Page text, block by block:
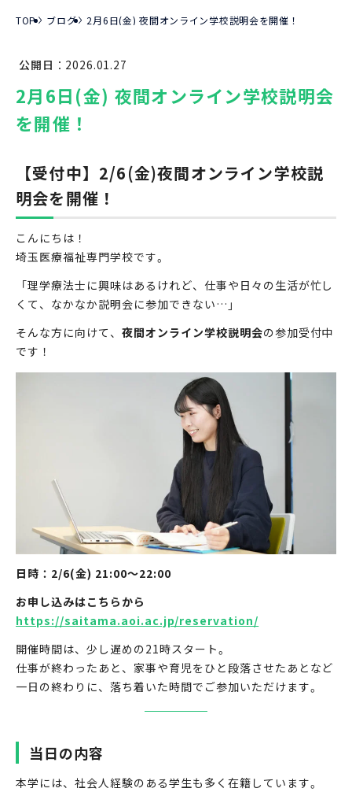
TOP ブログ 2月6日(金) 夜間オンライン学校説明会を開催！
公開日： 2026.01.27
2月6日(金) 夜間オンライン学校説明会
を開催！
【受付中】2/6(金)夜間オンライン学校説
明会を開催！
こんにちは！
埼玉医療福祉専門学校です。
「理学療法士に興味はあるけれど、仕事や日々の生活が忙し
くて、なかなか説明会に参加できない…」
そんな方に向けて、 夜間オンライン学校説明会の参加受付中
です！
日時：2/6(金) 21:00〜22:00
お申し込みはこちらから
https://saitama.aoi.ac.jp/reservation/
開催時間は、少し遅めの21時スタート。
仕事が終わったあと、家事や育児をひと段落させたあとなど
一日の終わりに、落ち着いた時間でご参加いただけます。
当日の内容
本学には、社会人経験のある学生も多く在籍しています。